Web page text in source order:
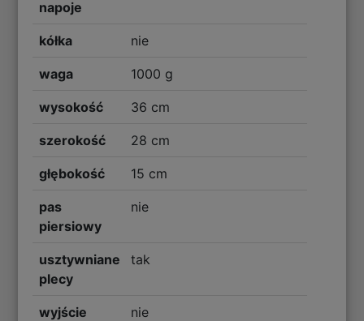
napoje
kółka nie
waga 1000 g
wysokość 36 cm
szerokość 28 cm
głębokość 15 cm
pas
piersiowy
nie
usztywniane
plecy
tak
wyjście
nie